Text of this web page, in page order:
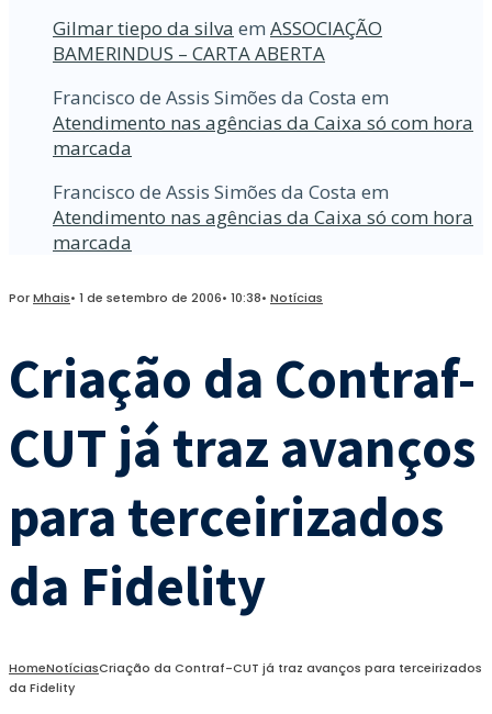
Gilmar tiepo da silva em ASSOCIAÇÃO
BAMERINDUS – CARTA ABERTA
Francisco de Assis Simões da Costa em
Atendimento nas agências da Caixa só com hora
marcada
Francisco de Assis Simões da Costa em
Atendimento nas agências da Caixa só com hora
marcada
PorMhais• 1 de setembro de 2006• 10:38• Notícias
Criação da Contraf-
CUT já traz avanços
para terceirizados
da Fidelity
HomeNotíciasCriação da Contraf-CUT já traz avanços para terceirizados
da Fidelity